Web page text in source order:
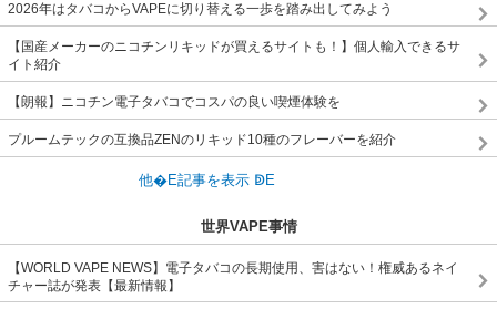
2026年はタバコからVAPEに切り替える一歩を踏み出してみよう
【国産メーカーのニコチンリキッドが買えるサイトも！】個人輸入できるサ
イト紹介
【朗報】ニコチン電子タバコでコスパの良い喫煙体験を
プルームテックの互換品ZENのリキッド10種のフレーバーを紹介
世界VAPE事情
【WORLD VAPE NEWS】電子タバコの長期使用、害はない！権威あるネイ
チャー誌が発表【最新情報】